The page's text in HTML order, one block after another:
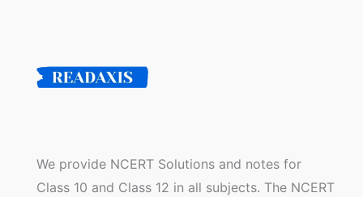
We provide NCERT Solutions and notes for
Class 10 and Class 12 in all subjects. The NCERT